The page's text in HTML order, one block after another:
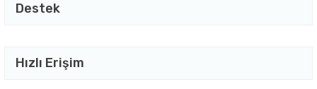
Destek
Hızlı Erişim